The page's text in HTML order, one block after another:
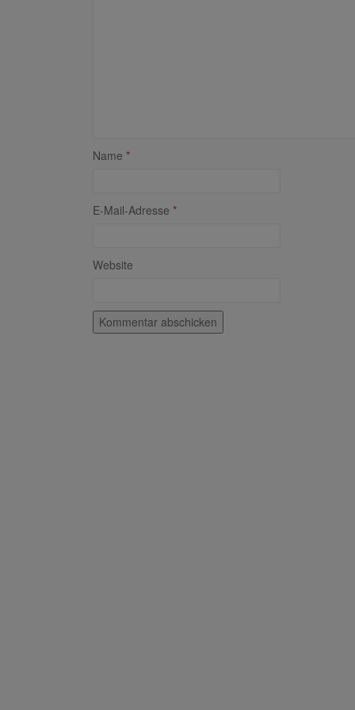
Name *
E-Mail-Adresse *
Website